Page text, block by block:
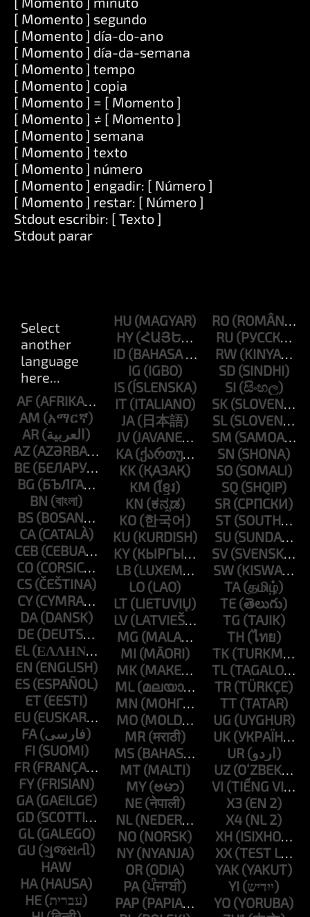
[ Momento ] segundo
[ Momento ] día-do-ano
[ Momento ] día-da-semana
[ Momento ] tempo
[ Momento ] copia
[ Momento ] = [ Momento ]
[ Momento ] ≠ [ Momento ]
[ Momento ] semana
[ Momento ] texto
[ Momento ] número
[ Momento ] engadir: [ Número ]
[ Momento ] restar: [ Número ]
Stdout escribir: [ Texto ]
Stdout parar
AF
AM
AR
AZ
BE
BG
BN
BS
CA
CEB
CO
CS
CY
DA
DE
EL
EN
ES
ET
EU
FA
FI
FR
FY
GA
GD
GL
GU
HAW
HA
HE
HU
HY
ID
IG
IS
IT
JA
JV
KA
KK
KM
KN
KO
KU
KY
LB
LO
LT
LV
MG
MI
MK
ML
MN
MO
MR
MS
MT
MY
NE
NL
NO
NY
OR
PA
PAP
RO
RU
RW
SD
SI
SK
SL
SM
SN
SO
SQ
SR
ST
SU
SV
SW
TA
TE
TG
TH
TK
TL
TR
TT
UG
UK
UR
UZ
VI
X3
X4
XH
XX
YAK
YI
YO